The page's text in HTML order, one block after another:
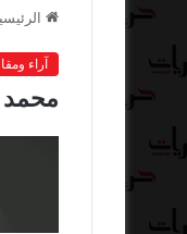
آراء
محمد